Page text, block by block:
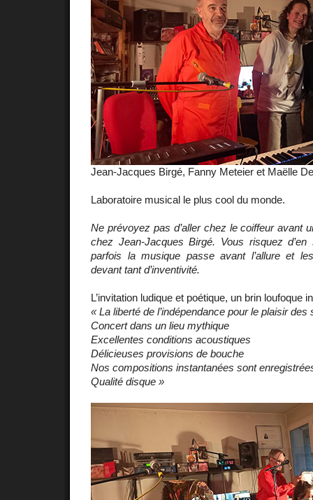
Jean-Jacques Birgé, Fanny Meteier et Maëlle
Laboratoire musical le plus cool du monde.
Ne prévoyez pas d’aller chez le coiffeur avant
chez Jean-Jacques Birgé. Vous risquez
parfois la musique passe avant l’allure et
devant tant d’inventivité.
L’invitation ludique et poétique, un brin loufoque
« La liberté de l’indépendance pour le plaisir des
Concert dans un lieu mythique
Excellentes conditions acoustiques
Délicieuses provisions de bouche
Nos compositions instantanées sont
Qualité disque »